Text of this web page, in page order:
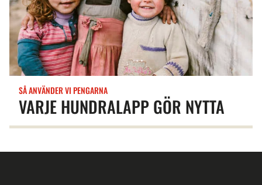
VARJE HUNDRALAPP GÖR NYTTA
SÅ ANVÄNDER VI PENGARNA